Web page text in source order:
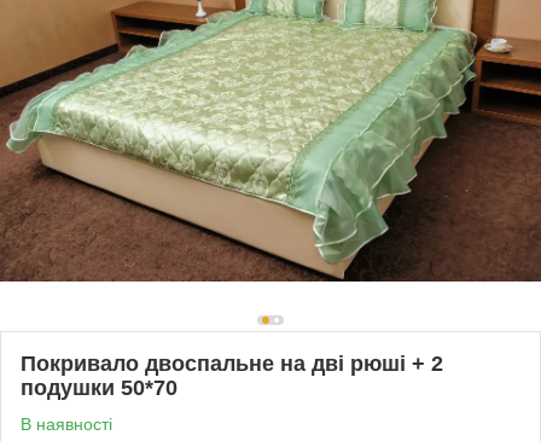
Покривало двоспальне на дві рюші + 2
подушки 50*70
В наявності